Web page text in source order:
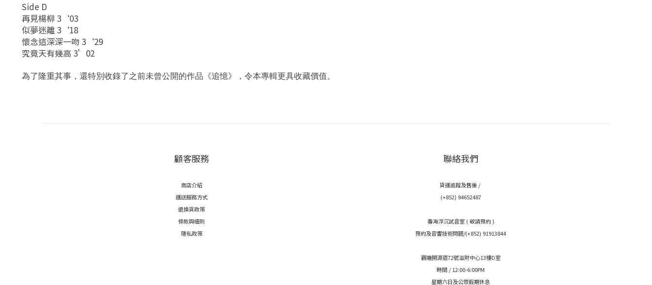
Side D
再見楊柳 3‘03
似夢迷離 3‘18
懷念這深深一吻 3‘29
究竟天有幾高 3’02
為了隆重其事，還特別收錄了之前未曾公開的作品《追憶》，令本專輯更具收藏價值。
顧客服務
商店介紹
運送服務方式
退換貨政策
條款與細則
隱私政策
聯絡我們
貨運追蹤及售後 /
(+852) 94652487
毒海浮沉試音室 ( 敬請預約 )
預約及音響技術問題/(+852) 91913844
觀塘開源道72號溢財中心13樓D室
時間 / 12:00-6:00PM
星期六日及公眾假期休息